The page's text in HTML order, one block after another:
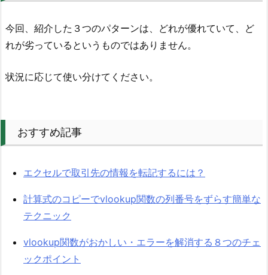
今回、紹介した３つのパターンは、どれが優れていて、ど
れが劣っているというものではありません。
状況に応じて使い分けてください。
おすすめ記事
エクセルで取引先の情報を転記するには？
計算式のコピーでvlookup関数の列番号をずらす簡単な
テクニック
vlookup関数がおかしい・エラーを解消する８つのチェ
ックポイント